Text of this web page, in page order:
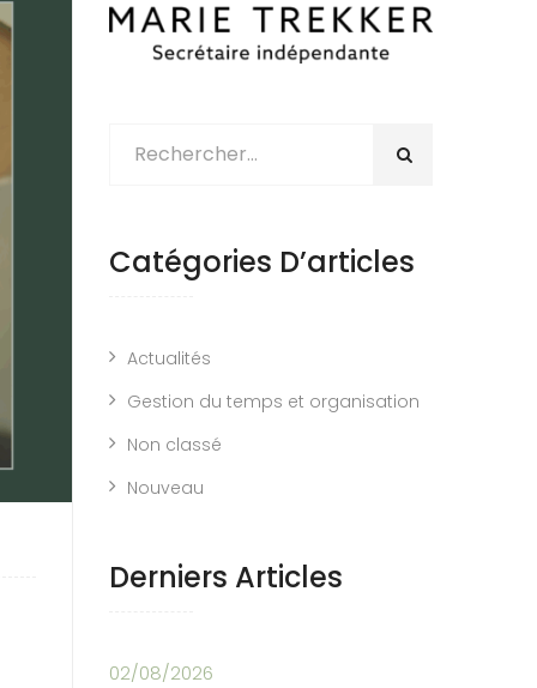
Catégories D’articles
Actualités
Gestion du temps et organisation
Non classé
Nouveau
Derniers Articles
02/08/2026